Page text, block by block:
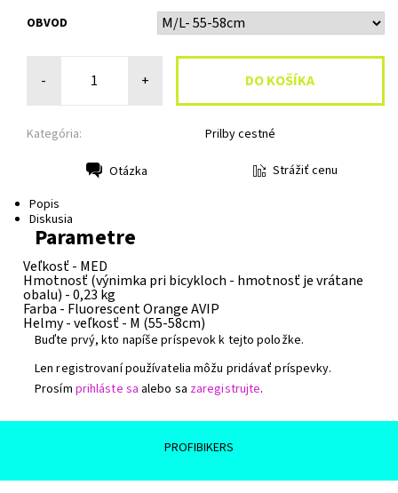
OBVOD
- +
Kategória: Prilby cestné
Otázka
Strážiť cenu
Popis
Diskusia
Parametre
Veľkosť - MED
Hmotnosť (výnimka pri bicykloch - hmotnosť je vrátane
obalu) -0,23 kg
Farba - Fluorescent Orange AVIP
Helmy - veľkosť - M (55-58cm)
Buďte prvý, kto napíše príspevok k tejto položke.
Len registrovaní používatelia môžu pridávať príspevky.
Prosím prihláste sa alebo sa zaregistrujte.
PROFIBIKERS